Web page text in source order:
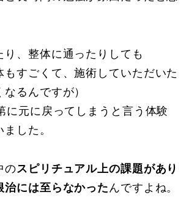
り、整体に通ったりしても
もすごくて、施術していただいた
るんですが）
に元に戻ってしまうと言う体験
した。
のスピリチュアル上の課題があり
治には至らなかった んですよね。